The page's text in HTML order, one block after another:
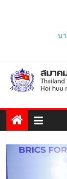
น
ผู้น
ง
ส